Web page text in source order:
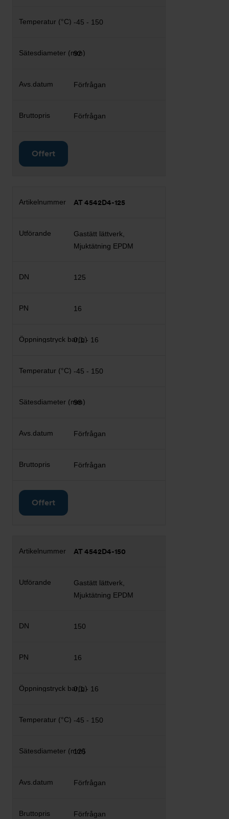
-45 - 150
92
Förfrågan
Förfrågan
Offert
AT 4542D4-125
Gastätt lättverk,
Mjuktätning EPDM
125
16
0,1 - 16
-45 - 150
98
Förfrågan
Förfrågan
Offert
AT 4542D4-150
Gastätt lättverk,
Mjuktätning EPDM
150
16
0,1 - 16
-45 - 150
125
Förfrågan
Förfrågan